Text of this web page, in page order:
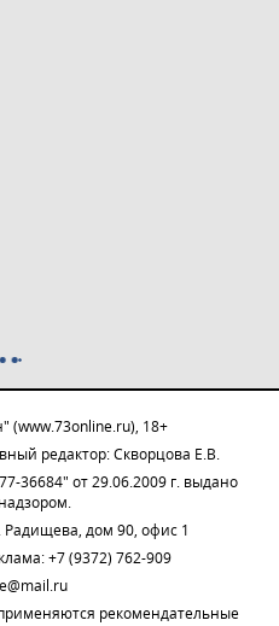
(www.73online.ru), 18+
редактор: Скворцова Е.В.
36684" от 29.06.2009 г. выдано
Радищева, дом 90, офис 1
+7 (9372) 762-909
рекомендательные